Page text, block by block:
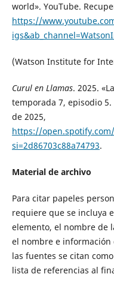
world». YouTube.
https://
(Watson Institute for
Curul en Llamas. 2025.
temporada 7, episodio
de 2025,
https://open.spotify.com/
si=2d86703c88a74793.
Material de archivo
Para citar papeles
requiere que se incluya
elemento, el nombre de
el nombre e información
las fuentes se citan
lista de referencias al